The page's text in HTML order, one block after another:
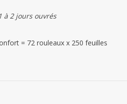
à 2 jours ouvrés
= 72 rouleaux x 250 feuilles